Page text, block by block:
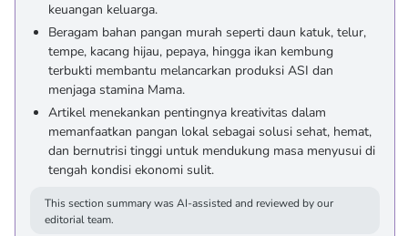
keuangan keluarga.
Beragam bahan pangan murah seperti daun katuk, telur,
tempe, kacang hijau, pepaya, hingga ikan kembung
terbukti membantu melancarkan produksi ASI dan
menjaga stamina Mama.
Artikel menekankan pentingnya kreativitas dalam
memanfaatkan pangan lokal sebagai solusi sehat, hemat,
dan bernutrisi tinggi untuk mendukung masa menyusui di
tengah kondisi ekonomi sulit.
This section summary was AI-assisted and reviewed by our
editorial team.